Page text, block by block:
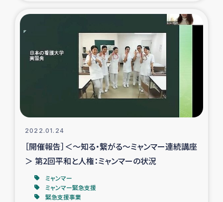
2022.01.24
［開催報告］＜～知る・繋がる～ミャンマー連続講座
＞ 第2回平和と人権：ミャンマーの状況
ミャンマー
ミャンマー緊急支援
緊急支援事業